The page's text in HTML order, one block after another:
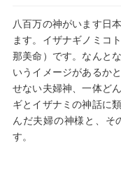
八百万の神がいます日
ます。イザナギノミコ
那美命）です。なんと
いうイメージがあるか
せない夫婦神、一体ど
ギとイザナミの神話に
んだ夫婦の神様と、そ
す。